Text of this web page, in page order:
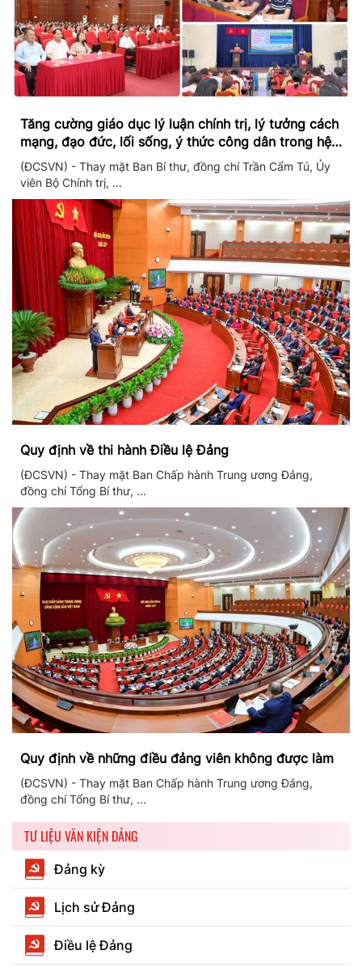
Tăng cường giáo dục lý luận chính trị, lý tưởng cách
mạng, đạo đức, lối sống, ý thức công dân trong hệ
thống giáo dục quốc dân
(ĐCSVN) - Thay mặt Ban Bí thư, đồng chí Trần Cẩm Tú, Ủy
viên Bộ Chính trị, ...
Quy định về thi hành Điều lệ Đảng
(ĐCSVN) - Thay mặt Ban Chấp hành Trung ương Đảng,
đồng chí Tổng Bí thư, ...
Quy định về những điều đảng viên không được làm
(ĐCSVN) - Thay mặt Ban Chấp hành Trung ương Đảng,
đồng chí Tổng Bí thư, ...
TƯ LIỆU VĂN KIỆN ĐẢNG
Đảng kỳ
Lịch sử Đảng
Điều lệ Đảng